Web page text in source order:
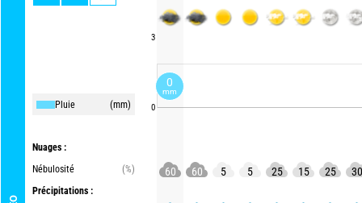
Pluie (mm)
Nuages :
Nébulosité
(%)
Précipitations :
3
0
60 60 5 5 25 15 25 30
0
mm